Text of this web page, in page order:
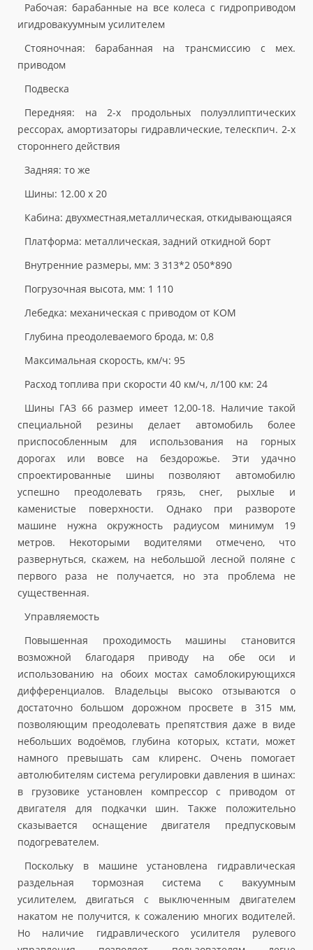
Рабочая: барабанные на все колеса с гидроприводом
игидровакуумным усилителем
Стояночная: барабанная на трансмиссию с мех.
приводом
Подвеска
Передняя: на 2-х продольных полуэллиптических
рессорах, амортизаторы гидравлические, телескпич. 2-х
стороннего действия
Задняя: то же
Шины: 12.00 х 20
Кабина: двухместная,металлическая, откидывающаяся
Платформа: металлическая, задний откидной борт
Внутренние размеры, мм: 3 313*2 050*890
Погрузочная высота, мм: 1 110
Лебедка: механическая с приводом от КОМ
Глубина преодолеваемого брода, м: 0,8
Максимальная скорость, км/ч: 95
Расход топлива при скорости 40 км/ч, л/100 км: 24
Шины ГАЗ 66 размер имеет 12,00-18. Наличие такой
специальной резины делает автомобиль более
приспособленным для использования на горных
дорогах или вовсе на бездорожье. Эти удачно
спроектированные шины позволяют автомобилю
успешно преодолевать грязь, снег, рыхлые и
каменистые поверхности. Однако при развороте
машине нужна окружность радиусом минимум 19
метров. Некоторыми водителями отмечено, что
развернуться, скажем, на небольшой лесной поляне с
первого раза не получается, но эта проблема не
существенная.
Управляемость
Повышенная проходимость машины становится
возможной благодаря приводу на обе оси и
использованию на обоих мостах самоблокирующихся
дифференциалов. Владельцы высоко отзываются о
достаточно большом дорожном просвете в 315 мм,
позволяющим преодолевать препятствия даже в виде
небольших водоёмов, глубина которых, кстати, может
намного превышать сам клиренс. Очень помогает
автолюбителям система регулировки давления в шинах:
в грузовике установлен компрессор с приводом от
двигателя для подкачки шин. Также положительно
сказывается оснащение двигателя предпусковым
подогревателем.
Поскольку в машине установлена гидравлическая
раздельная тормозная система с вакуумным
усилителем, двигаться с выключенным двигателем
накатом не получится, к сожалению многих водителей.
Но наличие гидравлического усилителя рулевого